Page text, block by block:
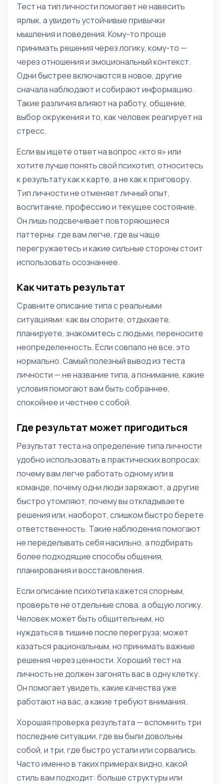
Тест на тип личности помогает не навесить
ярлык, а увидеть устойчивые привычки
мышления и поведения. Кому-то проще
принимать решения через логику, кому-то —
через отношения и эмоциональный контекст.
Одни быстрее включаются в новое, другие
сначала наблюдают и собирают информацию.
Такие различия влияют на работу, общение,
выбор окружения и то, как человек реагирует на
стресс.
Если вы ищете ответ на вопрос «кто я» или
хотите лучше понять свой психотип, относитесь
к результату как к карте, а не как к приговору.
Тип личности не отменяет личный опыт,
воспитание, профессию и текущее состояние.
Он лишь подсвечивает повторяющиеся
паттерны: где вам легче, где вы чаще
перегружаетесь и какие сильные стороны стоит
использовать осознаннее.
Как читать результат
Сравните описание типа с реальными
ситуациями: как вы спорите, отдыхаете,
планируете, знакомитесь с людьми, переносите
неопределенность. Если совпало не все, это
нормально. Самый полезный вывод из теста
личности — не название типа, а понимание, какие
условия помогают вам быть собраннее,
спокойнее и честнее с собой.
Где результат может пригодиться
Результат теста на определение типа личности
удобно использовать в практических вопросах:
почему вам легче работать одному или в
команде, почему одни люди заряжают, а другие
быстро утомляют, почему вы откладываете
решения или, наоборот, слишком быстро берете
ответственность. Такие наблюдения помогают
не переделывать себя насильно, а подбирать
более подходящие способы общения,
планирования и восстановления.
Если описание психотипа кажется спорным,
проверьте не отдельные слова, а общую логику.
Человек может быть общительным, но
нуждаться в тишине после перегруза; может
казаться рациональным, но принимать важные
решения через ценности. Хороший тест на
личность не должен загонять вас в одну клетку.
Он помогает увидеть, какие качества уже
работают на вас, а какие требуют внимания.
Хорошая проверка результата — вспомнить три
последние ситуации, где вы были довольны
собой, и три, где быстро устали или сорвались.
Часто именно в таких примерах видно, какой
стиль вам подходит: больше структуры или